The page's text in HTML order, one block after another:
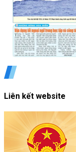
Liên kết website